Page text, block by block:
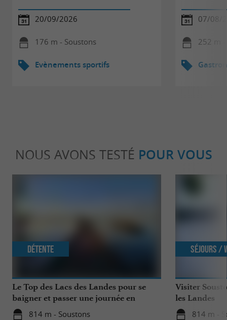
20/09/2026
176 m - Soustons
Evènements sportifs
07/08/
252 m -
NOUS AVONS TESTÉ POUR VOUS
Le Top des Lacs des Landes pour se
baigner et passer une journée en
famille
814 m - Soustons
Détente
Visiter
les Landes
814 m -
Séjours /